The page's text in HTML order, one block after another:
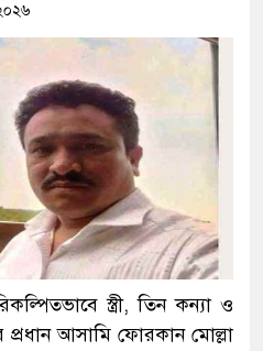
স্ত্রী, তিন কন্যা ও
প্রধান আসামি ফোরকান মোল্লা